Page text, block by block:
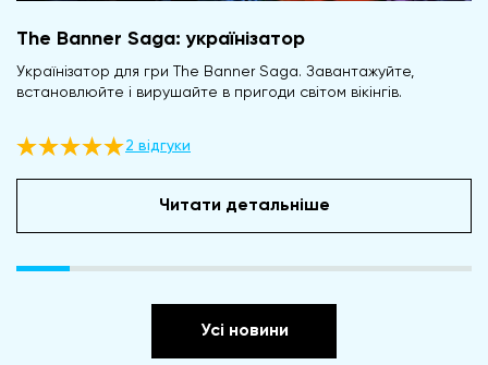
The Banner Saga: українізатор
Українізатор для гри The Banner Saga. Завантажуйте,
встановлюйте і вирушайте в пригоди світом вікінгів.
2 відгуки
Читати детальніше
Усі новини